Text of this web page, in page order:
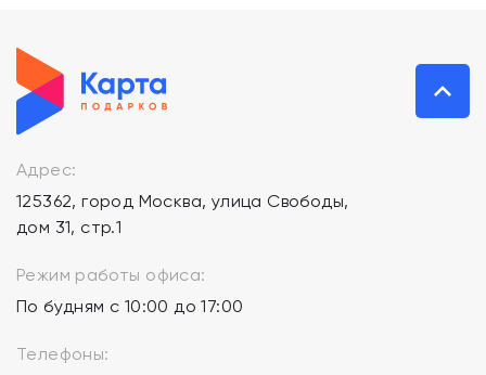
Адрес:
125362, город Москва, улица Свободы,
дом 31, стр.1
Режим работы офиса:
По будням с 10:00 до 17:00
Телефоны: